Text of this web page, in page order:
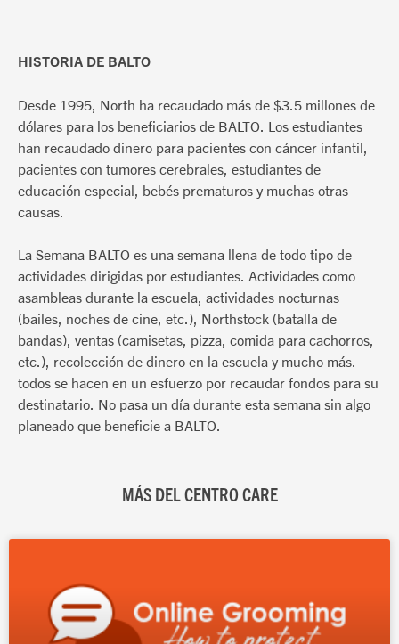
HISTORIA DE BALTO
Desde 1995, North ha recaudado más de $3.5 millones de
dólares para los beneficiarios de BALTO. Los estudiantes
han recaudado dinero para pacientes con cáncer infantil,
pacientes con tumores cerebrales, estudiantes de
educación especial, bebés prematuros y muchas otras
causas.
La Semana BALTO es una semana llena de todo tipo de
actividades dirigidas por estudiantes. Actividades como
asambleas durante la escuela, actividades nocturnas
(bailes, noches de cine, etc.), Northstock (batalla de
bandas), ventas (camisetas, pizza, comida para cachorros,
etc.), recolección de dinero en la escuela y mucho más.
todos se hacen en un esfuerzo por recaudar fondos para su
destinatario. No pasa un día durante esta semana sin algo
planeado que beneficie a BALTO.
MÁS DEL CENTRO CARE